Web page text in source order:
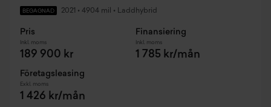
BEGAGNAD 2021 • 4904 mil • Laddhybrid
Pris
Inkl. moms
189 900 kr
Finansiering
Inkl. moms
1 785 kr/mån
Företagsleasing
Exkl. moms
1 426 kr/mån